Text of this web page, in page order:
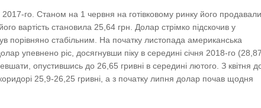
го. Станом на 1 червня на готівковому ринку його продавали
вартість становила 25,64 грн. Долар стрімко підскочив у
порівняно стабільним. На початку листопада американська
упевнено ріс, досягнувши піку в середині січня 2018-го (28,87
опустившись до 26,65 гривні в середині лютого. З квітня
25,9-26,25 гривні, а з початку липня долар почав щодня